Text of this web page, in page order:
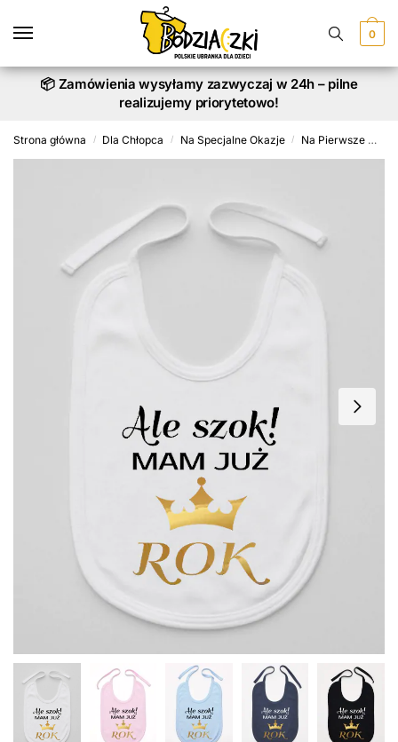
0
📦 Zamówienia wysyłamy zazwyczaj w 24h – pilne
realizujemy priorytetowo!
Strona główna / Dla Chłopca / Na Specjalne Okazje / Na Pierwsze Urodziny